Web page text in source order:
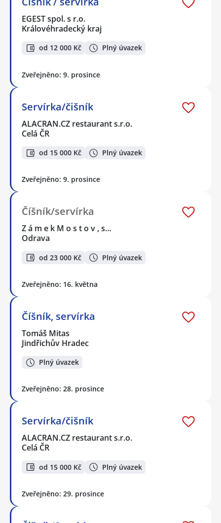
EGEST spol. s r.o.
Královéhradecký kraj
od 12 000 Kč Plný úvazek
Zveřejněno: 9. prosince
Servírka/čišník
ALACRAN.CZ restaurant s.r.o.
Celá ČR
od 15 000 Kč Plný úvazek
Zveřejněno: 9. prosince
Číšník/servírka
Z á m e k M o s t o v , s…
Odrava
od 23 000 Kč Plný úvazek
Zveřejněno: 16. května
Číšník, servírka
Tomáš Mitas
Jindřichův Hradec
Plný úvazek
Zveřejněno: 28. prosince
Servírka/čišník
ALACRAN.CZ restaurant s.r.o.
Celá ČR
od 15 000 Kč Plný úvazek
Zveřejněno: 29. prosince